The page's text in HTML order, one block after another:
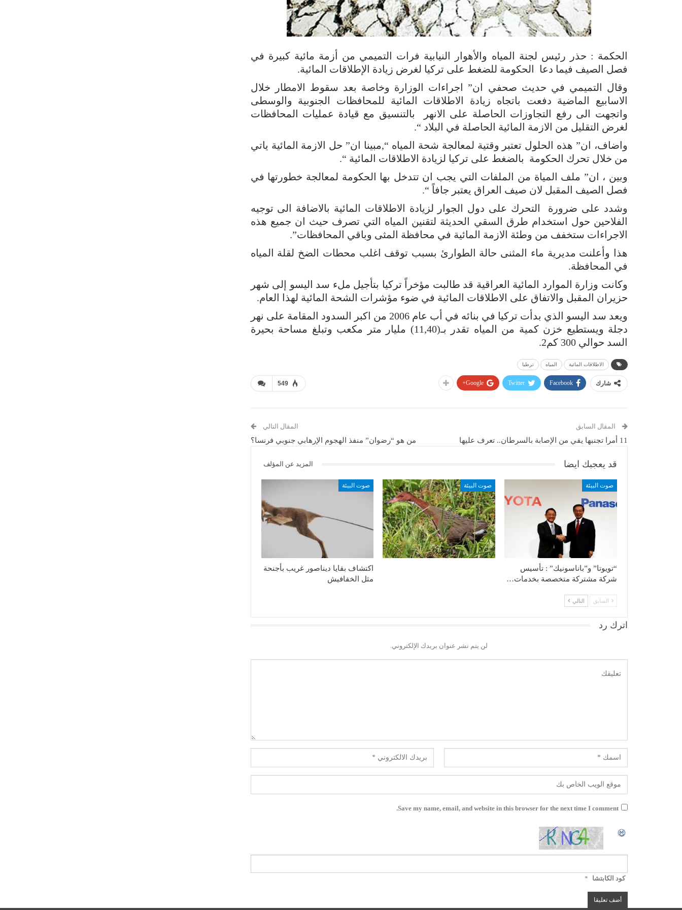
الحكمة : حذر رئيس لجنة المياه والأهوار النيابية فرات التميمي من أزمة مائية كبيرة في
فصل الصيف فيما دعا الحكومة للضغط على تركيا لغرض زيادة الإطلاقات المائية.
وقال التميمي في حديث صحفي ان” اجراءات الوزارة وخاصة بعد سقوط الامطار خلال
الاسابيع الماضية دفعت باتجاه زيادة الاطلاقات المائية للمحافظات الجنوبية والوسطى
واتجهت الى رفع التجاوزات الحاصلة على الانهر بالتنسيق مع قيادة عمليات المحافظات
لغرض التقليل من الازمة المائية الحاصلة في البلاد “.
واضاف، ان” هذه الحلول تعتبر وقتية لمعالجة شحة المياه “,مبينا ان” حل الازمة المائية ياتي
من خلال تحرك الحكومة بالضغط على تركيا لزيادة الاطلاقات المائية “.
وبين ، ان” ملف المياة من الملفات التي يجب ان تتدخل بها الحكومة لمعالجة خطورتها في
فصل الصيف المقبل لان صيف العراق يعتبر جافاً “.
وشدد على ضرورة التحرك على دول الجوار لزيادة الاطلاقات المائية بالاضافة الى توجيه
الفلاحين حول استخدام طرق السقي الحديثة لتقنين المياه التي تصرف حيث ان جميع هذه
الاجراءات ستخفف من وطئة الازمة المائية في محافظة المثى وباقي المحافظات”.
هذا وأعلنت مديرية ماء المثنى حالة الطوارئ بسبب توقف اغلب محطات الضخ لقلة المياه
في المحافظة.
وكانت وزارة الموارد المائية العراقية قد طالبت مؤخراً تركيا بتأجيل ملء سد اليسو إلى شهر
حزيران المقبل واﻻتفاق على اﻻطلاقات المائية في ضوء مؤشرات الشحة المائية لهذا العام.
ويعد سد اليسو الذي بدأت تركيا في بنائه في أب عام 2006 من اكبر السدود المقامة على نهر
دجلة ويستطيع خزن كمية من المياه تقدر بـ(11,40) مليار متر مكعب وتبلغ مساحة بحيرة
السد حوالي 300 كم2.
الاطلاقات المائية المياه ترطيا
549 شارك Facebook
Twitter
Google+
المقال السابق
11 أمرا تجنبها يقي من الإصابة بالسرطان.. تعرف عليها
المقال التالي
من هو “رضوان” منفذ الهجوم الإرهابي جنوبي فرنسا؟
قد يعجبك ايضا المزيد عن المؤلف
صوت البيئة
“تويوتا” و”باناسونيك” : تأسيس
شركة مشتركة متخصصة بخدمات…
صوت البيئة صوت البيئة
اكتشاف بقايا ديناصور غريب بأجنحة
مثل الخفافيش
السابق التالي
اترك رد
لن يتم نشر عنوان بريدك الإلكتروني.
Save my name, email, and website in this browser for the next time I comment.
كود الكابتشا *